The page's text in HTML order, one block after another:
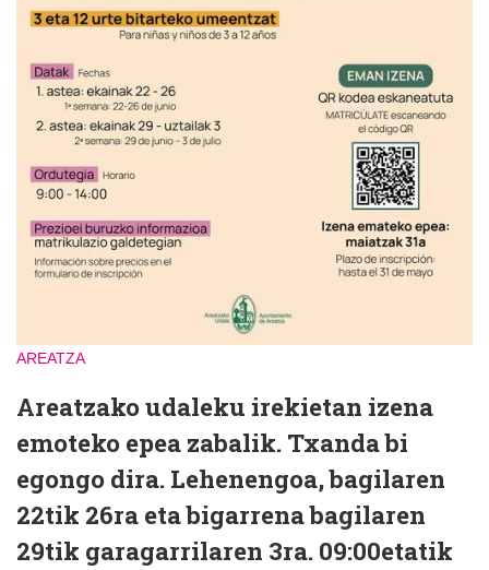
AREATZA
Areatzako udaleku irekietan izena
emoteko epea zabalik. Txanda bi
egongo dira. Lehenengoa, bagilaren
22tik 26ra eta bigarrena bagilaren
29tik garagarrilaren 3ra. 09:00etatik